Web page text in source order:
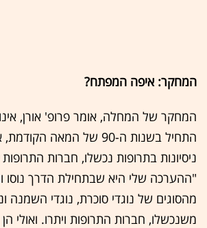
המחקר: איפה המפתח?
המחקר של המחלה, אומר פרופ' אורן,
התחיל בשנות ה-90 של המאה
ניסיונות בתרופות נכשלו, חברות
"ההערכה שלי היא שבתחילת הדרך נוסו
מהסוגים של נוגדי סוכרת, נוגדי השמנה
משנכשלו, חברות התרופות ויתרו. ואולי